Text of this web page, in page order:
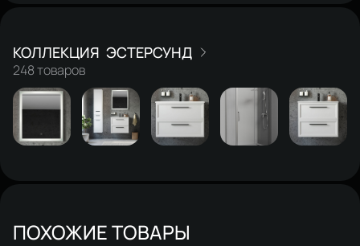
ЭСТЕРСУНД
248 товаров
ПОХОЖИЕ ТОВАРЫ